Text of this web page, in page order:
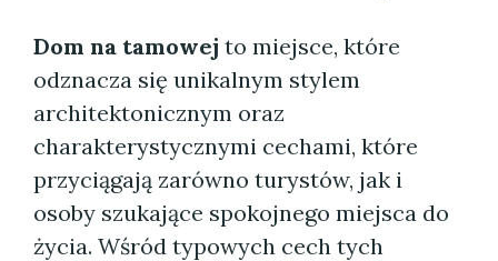
Dom na tamowej to miejsce, które
odznacza się unikalnym stylem
architektonicznym oraz
charakterystycznymi cechami, które
przyciągają zarówno turystów, jak i
osoby szukające spokojnego miejsca do
życia. Wśród typowych cech tych